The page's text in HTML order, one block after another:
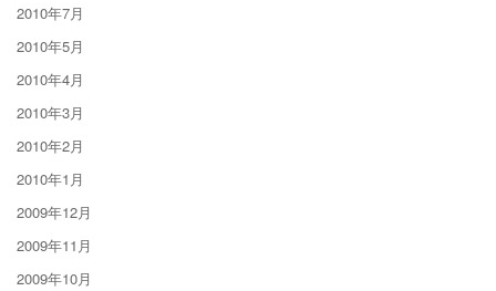
2010年7月
2010年5月
2010年4月
2010年3月
2010年2月
2010年1月
2009年12月
2009年11月
2009年10月